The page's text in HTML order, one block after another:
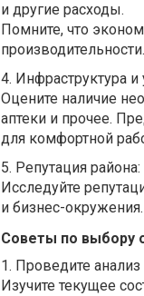
и другие расходы.
Помните, что
производительности.
4. Инфраструктура и
Оцените наличие
аптеки и прочее.
для комфортной
5. Репутация района:
Исследуйте
и бизнес-окружения.
Советы по выбору
1. Проведите
Изучите текущее